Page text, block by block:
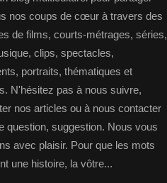
nos coups de cœur à travers des
de films, courts-métrages, séries,
clips, spectacles,
portraits, thématiques et
N'hésitez pas à nous suivre,
nos articles ou à nous contacter
question, suggestion. Nous vous
avec plaisir. Pour que les mots
une histoire, la vôtre...